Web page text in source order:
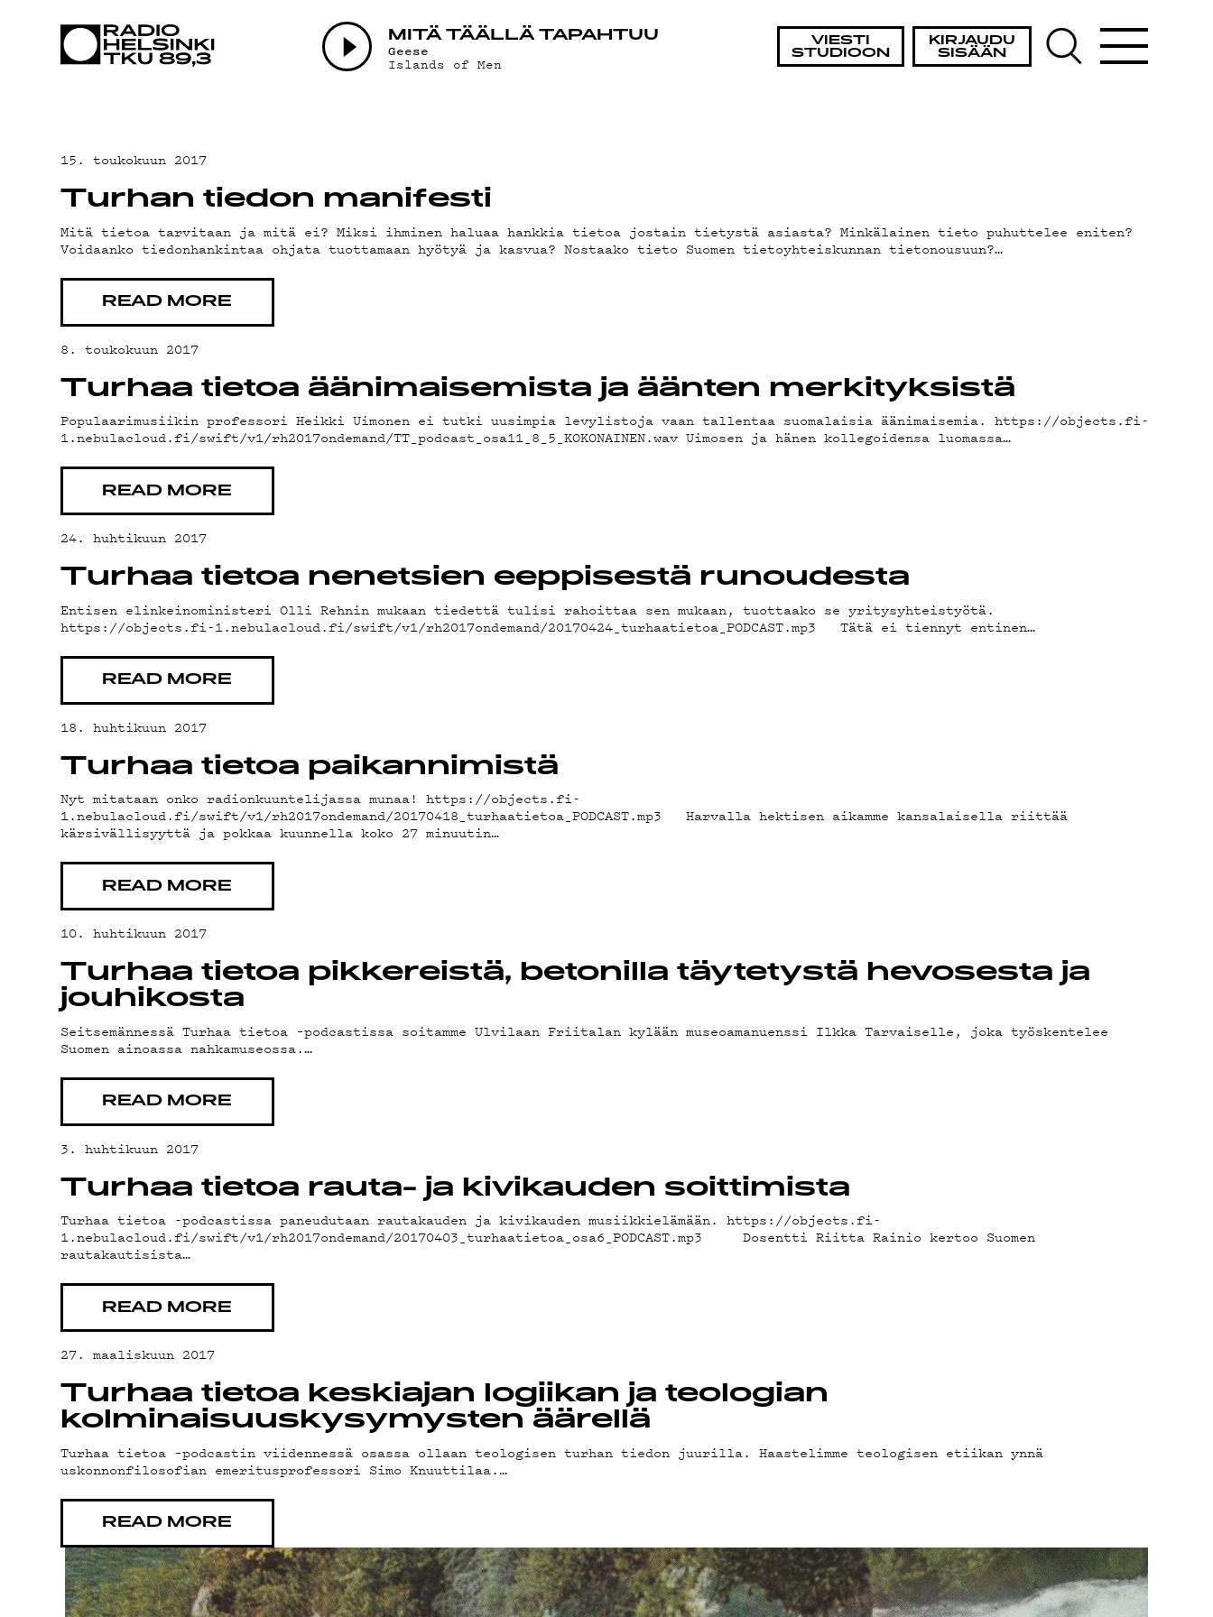
VIESTI
STUDIOON
KIRJAUDU
SISÄÄN
MITÄ TÄÄLLÄ TAPAHTUU
Geese
Islands of Men
TEKIJÄT
ON-
DEMAND
15. toukokuun 2017
Turhan tiedon manifesti
Mitä tietoa tarvitaan ja mitä ei? Miksi ihminen haluaa hankkia tietoa jostain tietystä asiasta? Minkälainen tieto puhuttelee eniten?
Voidaanko tiedonhankintaa ohjata tuottamaan hyötyä ja kasvua? Nostaako tieto Suomen tietoyhteiskunnan tietonousuun?…
READ MORE
8. toukokuun 2017
Turhaa tietoa äänimaisemista ja äänten merkityksistä
Populaarimusiikin professori Heikki Uimonen ei tutki uusimpia levylistoja vaan tallentaa suomalaisia äänimaisemia. https://objects.fi-
1.nebulacloud.fi/swift/v1/rh2017ondemand/TT_podcast_osa11_8_5_KOKONAINEN.wav Uimosen ja hänen kollegoidensa luomassa…
READ MORE
24. huhtikuun 2017
Turhaa tietoa nenetsien eeppisestä runoudesta
Entisen elinkeinoministeri Olli Rehnin mukaan tiedettä tulisi rahoittaa sen mukaan, tuottaako se yritysyhteistyötä.
https://objects.fi-1.nebulacloud.fi/swift/v1/rh2017ondemand/20170424_turhaatietoa_PODCAST.mp3 Tätä ei tiennyt entinen…
READ MORE
18. huhtikuun 2017
Turhaa tietoa paikannimistä
Nyt mitataan onko radionkuuntelijassa munaa! https://objects.fi-
1.nebulacloud.fi/swift/v1/rh2017ondemand/20170418_turhaatietoa_PODCAST.mp3 Harvalla hektisen aikamme kansalaisella riittää
kärsivällisyyttä ja pokkaa kuunnella koko 27 minuutin…
READ MORE
10. huhtikuun 2017
Turhaa tietoa pikkereistä, betonilla täytetystä hevosesta ja
jouhikosta
Seitsemännessä Turhaa tietoa –podcastissa soitamme Ulvilaan Friitalan kylään museoamanuenssi Ilkka Tarvaiselle, joka työskentelee
Suomen ainoassa nahkamuseossa.…
READ MORE
3. huhtikuun 2017
Turhaa tietoa rauta- ja kivikauden soittimista
Turhaa tietoa -podcastissa paneudutaan rautakauden ja kivikauden musiikkielämään. https://objects.fi-
1.nebulacloud.fi/swift/v1/rh2017ondemand/20170403_turhaatietoa_osa6_PODCAST.mp3 Dosentti Riitta Rainio kertoo Suomen
rautakautisista…
READ MORE
27. maaliskuun 2017
Turhaa tietoa keskiajan logiikan ja teologian
kolminaisuuskysymysten äärellä
Turhaa tietoa –podcastin viidennessä osassa ollaan teologisen turhan tiedon juurilla. Haastelimme teologisen etiikan ynnä
uskonnonfilosofian emeritusprofessori Simo Knuuttilaa.…
READ MORE